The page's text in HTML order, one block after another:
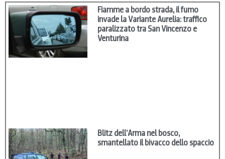
Fiamme a bordo strada, il fumo
invade la Variante Aurelia: traffico
paralizzato tra San Vincenzo e
Venturina
Blitz dell’Arma nel bosco,
smantellato il bivacco dello spaccio